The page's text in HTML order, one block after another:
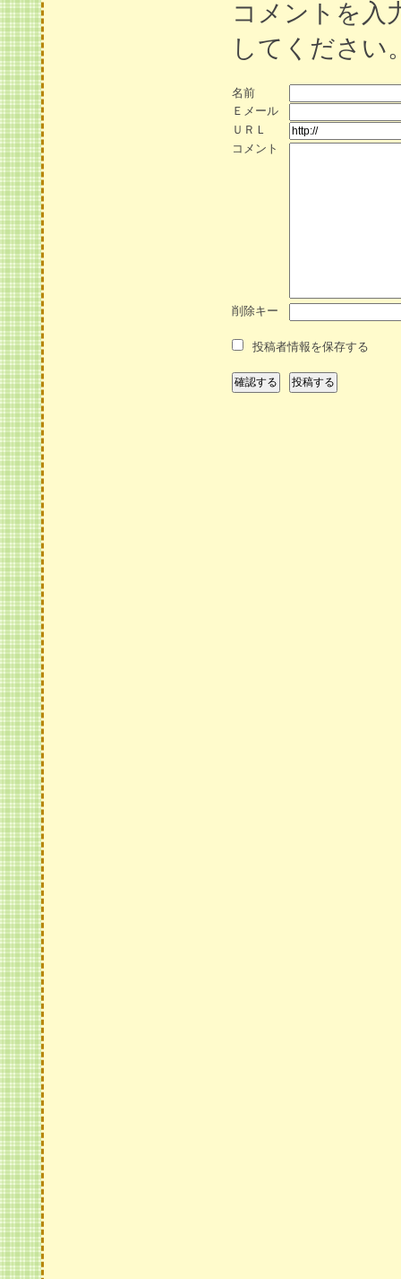
コメントを入
してください
名前
Ｅメール
ＵＲＬ
コメント
削除キー
投稿者情報を保存する